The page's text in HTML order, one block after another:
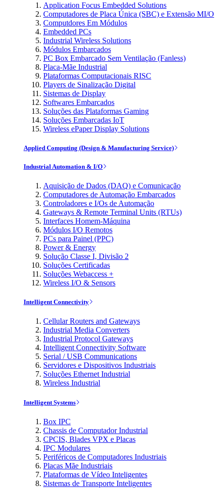
Application Focus Embedded Solutions
Computadores de Placa Única (SBC) e Extensão MI/O
Computdores Em Módulos
Embedded PCs
Industrial Wireless Solutions
Módulos Embarcados
PC Box Embarcado Sem Ventilação (Fanless)
Placa-Mãe Industrial
Plataformas Computacionais RISC
Players de Sinalização Digital
Sistemas de Display
Softwares Embarcados
Soluções das Plataformas Gaming
Soluções Embarcadas IoT
Wireless ePaper Display Solutions
Applied Computing (Design & Manufacturing Service)
Industrial Automation & I/O
Aquisição de Dados (DAQ) e Comunicação
Computadores de Automação Embarcados
Controladores e I/Os de Automação
Gateways & Remote Terminal Units (RTUs)
Interfaces Homem-Máquina
Módulos I/O Remotos
PCs para Painel (PPC)
Power & Energy
Solução Classe I, Divisão 2
Soluções Certificadas
Soluções Webaccess +
Wireless I/O & Sensors
Intelligent Connectivity
Cellular Routers and Gateways
Industrial Media Converters
Industrial Protocol Gateways
Intelligent Connectivity Software
Serial / USB Communications
Servidores e Dispositivos Industriais
Soluções Ethernet Industrial
Wireless Industrial
Intelligent Systems
Box IPC
Chassis de Computador Industrial
CPCIS, Blades VPX e Placas
IPC Modulares
Periféricos de Computadores Industriais
Placas Mãe Industriais
Plataformas de Vídeo Inteligentes
Sistemas de Transporte Inteligentes